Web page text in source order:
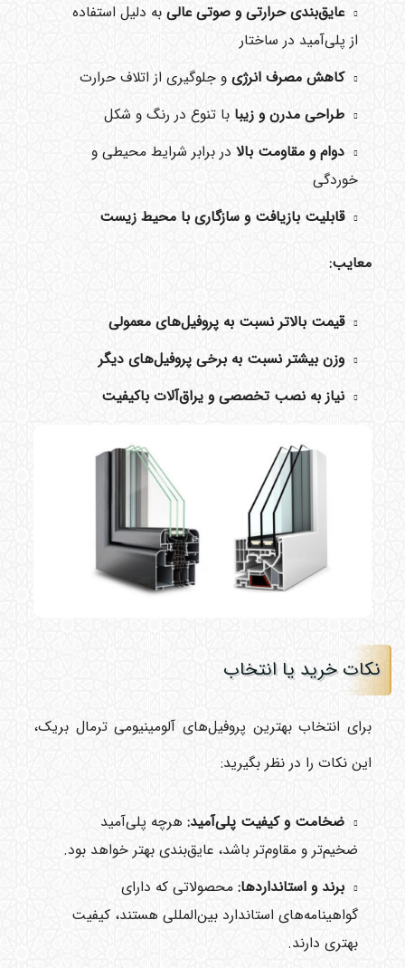
عایق‌بندی حرارتی و صوتی عالیبه دلیل استفاده
از پلی‌آمید در ساختار
کاهش مصرف انرژیو جلوگیری از اتلاف حرارت
طراحی مدرن و زیبا با تنوع در رنگ و شکل
دوام و مقاومت بالادر برابر شرایط محیطی و
خوردگی
قابلیت بازیافت و سازگاری با محیط زیست
معایب:
قیمت بالاتر نسبت به پروفیل‌های معمولی
وزن بیشتر نسبت به برخی پروفیل‌های دیگر
نیاز به نصب تخصصی و یراق‌آلات باکیفیت
نکات خرید یا انتخاب
برای انتخاب بهترین پروفیل‌های آلومینیومی ترمال بریک،
این نکات را در نظر بگیرید:
ضخامت و کیفیت پلی‌آمید:هرچه پلی‌آمید
ضخیم‌تر و مقاوم‌تر باشد، عایق‌بندی بهتر خواهد بود.
برند و استانداردها:محصولاتی که دارای
گواهینامه‌های استاندارد بین‌المللی هستند، کیفیت
بهتری دارند.